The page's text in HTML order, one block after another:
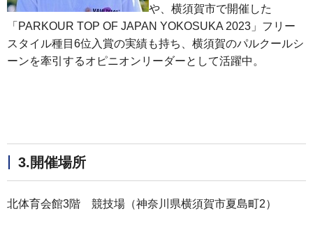
や、横須賀市で開催した
「PARKOUR TOP OF JAPAN YOKOSUKA 2023」フリー
スタイル種目6位入賞の実績も持ち、横須賀のパルクールシ
ーンを牽引するオピニオンリーダーとして活躍中。
3.開催場所
北体育会館3階 競技場（神奈川県横須賀市夏島町2）